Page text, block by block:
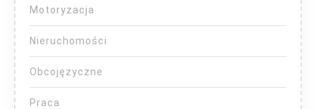
Motoryzacja
Nieruchomości
Obcojęzyczne
Praca